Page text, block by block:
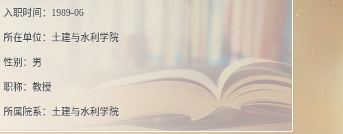
入职时间： 1989-06
所在单位： 土建与水利学院
性别： 男
职称： 教授
所属院系： 土建与水利学院